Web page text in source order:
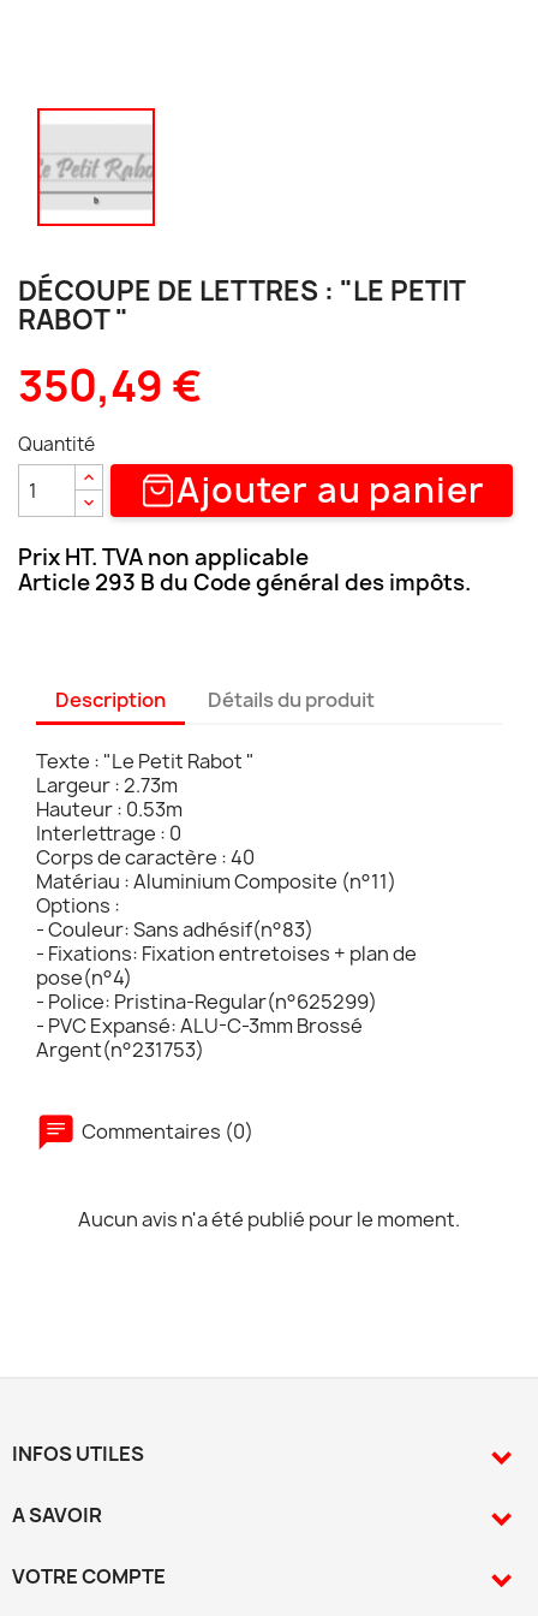
DÉCOUPE DE LETTRES : "LE PETIT
RABOT "
350,49 €
Quantité
Ajouter au panier
Prix HT. TVA non applicable
Article 293 B du Code général des impôts.
Description Détails du produit
Texte : "Le Petit Rabot "
Largeur : 2.73m
Hauteur : 0.53m
Interlettrage : 0
Corps de caractère : 40
Matériau : Aluminium Composite (n°11)
Options :
- Couleur: Sans adhésif(n°83)
- Fixations: Fixation entretoises + plan de
pose(n°4)
- Police: Pristina-Regular(n°625299)
- PVC Expansé: ALU-C-3mm Brossé
Argent(n°231753)
Commentaires (0)
Aucun avis n'a été publié pour le moment.
INFOS UTILES 
A SAVOIR 
VOTRE COMPTE 